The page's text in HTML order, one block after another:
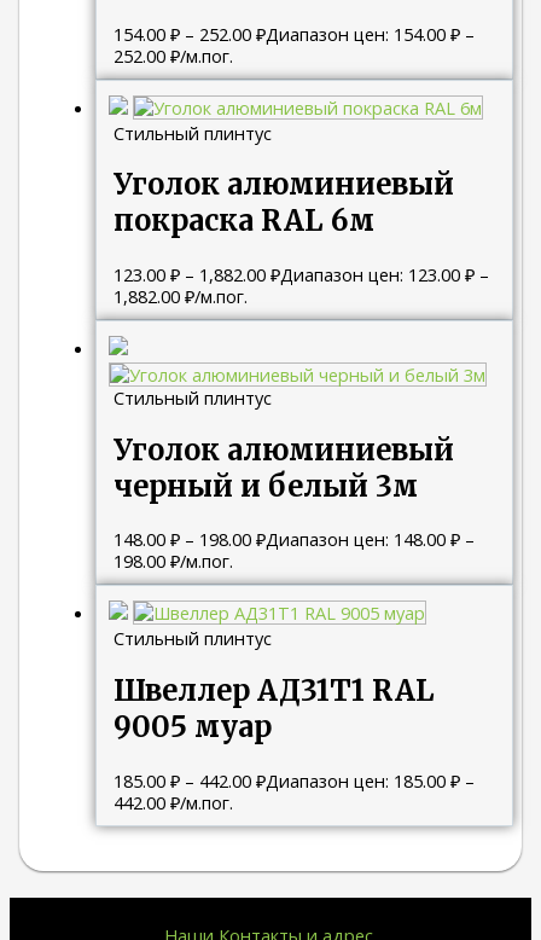
154.00₽ – 252.00₽Диапазон цен: 154.00 ₽ –
252.00 ₽/м.пог.
Стильный плинтус
Уголок алюминиевый
покраска RAL 6м
123.00₽ – 1,882.00₽Диапазон цен: 123.00 ₽ –
1,882.00 ₽/м.пог.
Стильный плинтус
Уголок алюминиевый
черный и белый 3м
148.00₽ – 198.00₽Диапазон цен: 148.00 ₽ –
198.00 ₽/м.пог.
Стильный плинтус
Швеллер АД31Т1 RAL
9005 муар
185.00₽ – 442.00₽Диапазон цен: 185.00 ₽ –
442.00 ₽/м.пог.